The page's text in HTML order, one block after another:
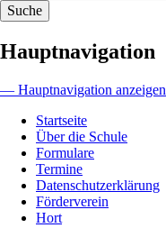
Hauptnavigation
— Hauptnavigation anzeigen
Startseite
Über die Schule
Formulare
Termine
Datenschutzerklärung
Förderverein
Hort